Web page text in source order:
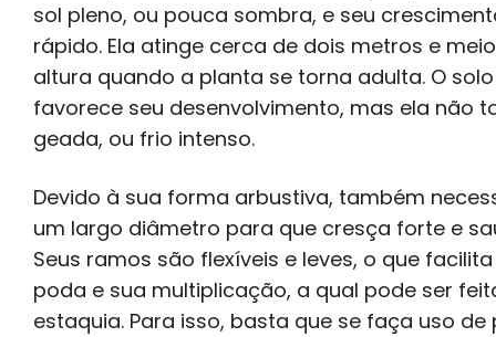
sol pleno, ou pouca sombra, e seu
rápido. Ela atinge cerca de dois metros e
altura quando a planta se torna adulta. O
favorece seu desenvolvimento, mas ela não
geada, ou frio intenso.
Devido à sua forma arbustiva, também
um largo diâmetro para que cresça forte e
Seus ramos são flexíveis e leves, o que
poda e sua multiplicação, a qual pode ser
estaquia. Para isso, basta que se faça uso de